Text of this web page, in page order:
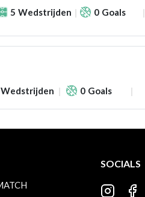
5 Wedstrijden 0 Goals
Wedstrijden 0 Goals
SOCIALS